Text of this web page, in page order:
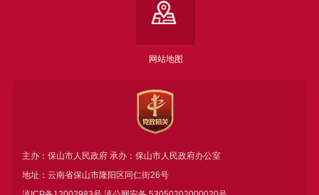
网站地图
主办：保山市人民政府 承办：保山市人民政府办公室
地址：云南省保山市隆阳区同仁街26号